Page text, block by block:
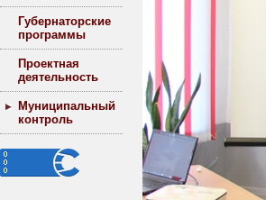
Губернаторские
программы
Проектная
деятельность
Муниципальный
контроль